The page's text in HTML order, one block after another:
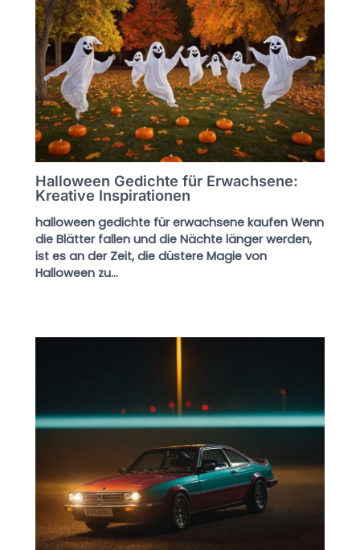
Halloween Gedichte für Erwachsene:
Kreative Inspirationen
halloween gedichte für erwachsene kaufen Wenn
die Blätter fallen und die Nächte länger werden,
ist es an der Zeit, die düstere Magie von
Halloween zu…